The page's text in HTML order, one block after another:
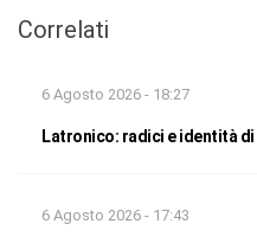
Correlati
6 Agosto 2026 - 18:27
Latronico: radici e identità di
6 Agosto 2026 - 17:43